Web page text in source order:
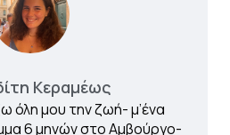
Κεραμέως
όλη μου την ζωή- μ’ένα
6 μηνών στο Αμβούργο-